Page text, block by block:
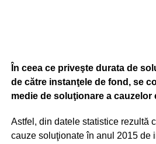
În ceea ce priveşte durata de
de către instanţele de fond, se
medie de soluţionare a cauzelor
Astfel, din datele statistice rezultă
cauze soluţionate în anul 2015 de